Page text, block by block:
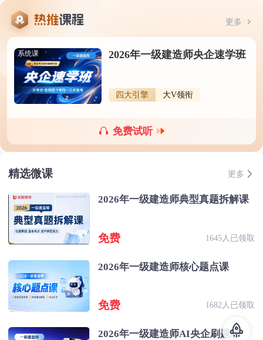
更多
系统课 2026年一级建造师央企速学班
四大引擎 大V领衔
免费试听
精选微课 更多
2026年一级建造师典型真题拆解课
免费 1645人已领取
2026年一级建造师核心题点课
免费 1682人已领取
2026年一级建造师AI央企刷题班